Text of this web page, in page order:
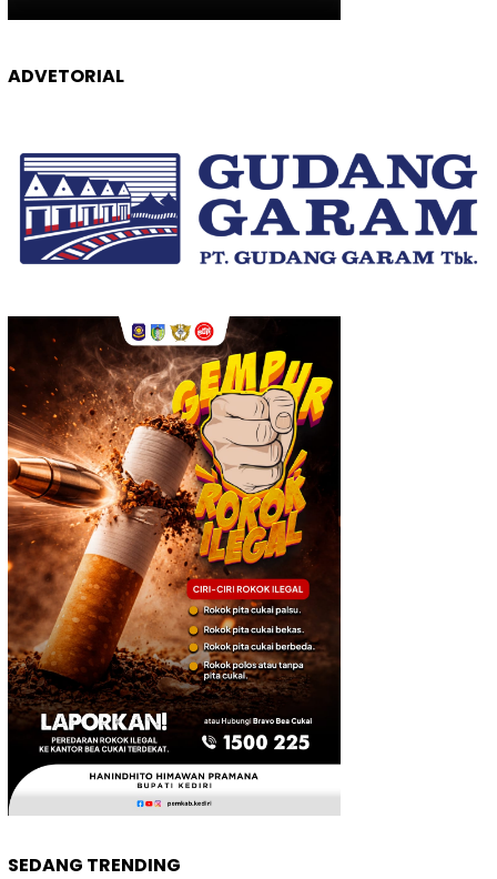
ADVETORIAL
SEDANG TRENDING